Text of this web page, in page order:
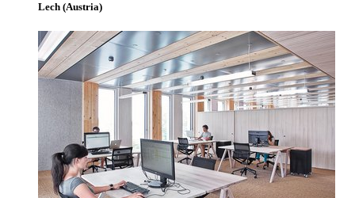
Lech (Austria)